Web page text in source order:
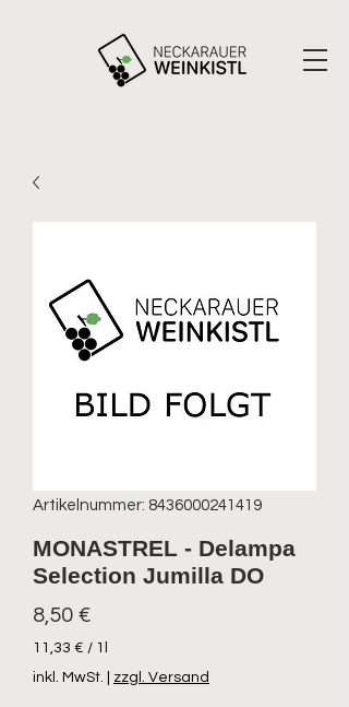
Artikelnummer: 8436000241419
MONASTREL - Delampa
Selection Jumilla DO
8,50 €Preis
11,33 € / 1l
11,33 €
inkl. MwSt. zzgl. Versand